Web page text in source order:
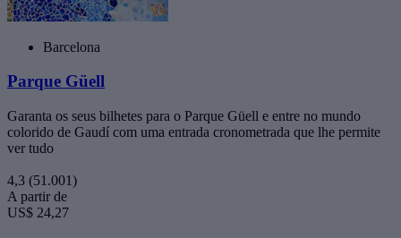
Barcelona
Parque Güell
Garanta os seus bilhetes para o Parque Güell e entre no mundo
colorido de Gaudí com uma entrada cronometrada que lhe permite
ver tudo
4,3 (51.001)
A partir de
US$ 24,27